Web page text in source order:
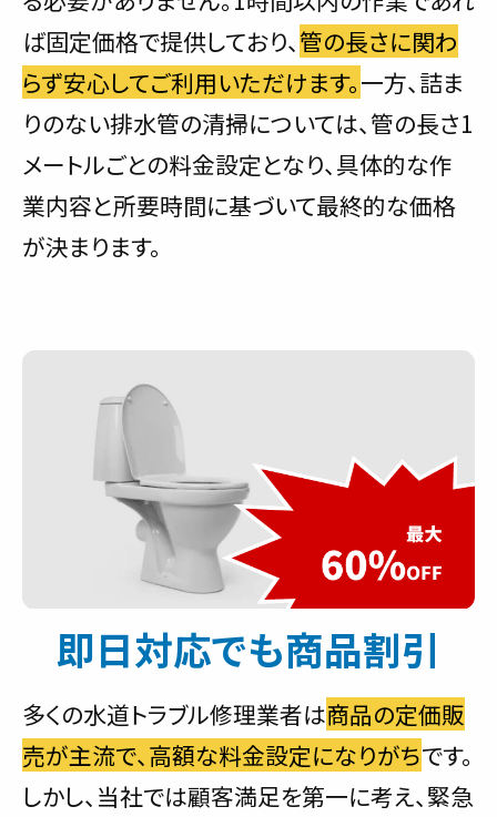
ば固定価格で提供しており、管の長さに関わ
らず安心してご利用いただけます。一方、詰ま
りのない排水管の清掃については、管の長さ1
メートルごとの料金設定となり、具体的な作
業内容と所要時間に基づいて最終的な価格
が決まります。
即日対応でも商品割引
多くの水道トラブル修理業者は商品の定価販
売が主流で、高額な料金設定になりがちです。
しかし、当社では顧客満足を第一に考え、緊急